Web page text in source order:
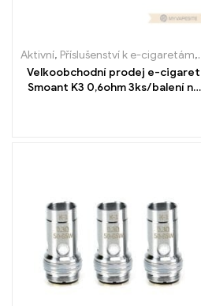
Aktivní, Příslušenství k e-cigaretám,
Velkoobchodní prodej e-cigaret
Smoant K3 0,6ohm 3ks/balení na